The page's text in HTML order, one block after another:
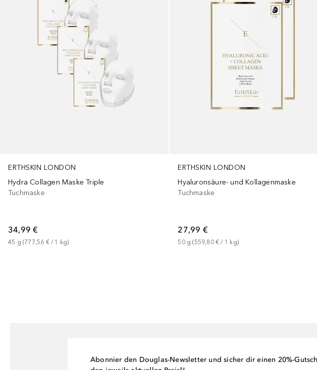
ERTHSKIN LONDON
Hydra Collagen Maske Triple
Tuchmaske
34,99 €
45 g (777,56 € / 1 kg)
ERTHSKIN LONDON
Hyaluronsäure- und Kollagenmaske
Tuchmaske
27,99 €
50 g (559,80 € / 1 kg)
Abonnier den Douglas-Newsletter und sicher dir einen 20%-